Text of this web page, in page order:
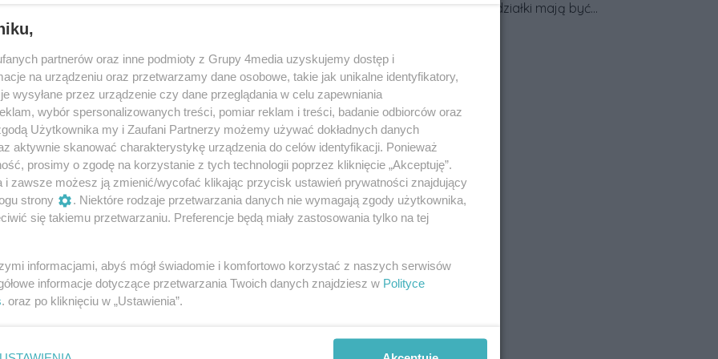
do
akcyzowe i sprzedaż alkoholu bez wymaganych
dziennych jest ustalana w powiązaniu z najniższym
dziennych, co daje kwotę blisko 45 tys. zł.
lub podawanie napojów alkoholowych bez
Takie działanie podlega karze grzywny.
przy granicy działki mają być
partnerów oraz inne podmioty z Grupy 4media uzyskujemy dostęp i
na urządzeniu oraz przetwarzamy dane osobowe, takie jak unikalne identyfikatory,
wysyłane przez urządzenie czy dane przeglądania w celu zapewniania
wybór spersonalizowanych treści, pomiar reklam i treści, badanie odbiorców oraz
Użytkownika my i Zaufani Partnerzy możemy używać dokładnych danych
aktywnie skanować charakterystykę urządzenia do celów identyfikacji. Ponieważ
prosimy o zgodę na korzystanie z tych technologii poprzez kliknięcie „Akceptuję”.
i zawsze możesz ją zmienić/wycofać klikając przycisk ustawień prywatności znajdujący
strony
. Niektóre rodzaje przetwarzania danych nie wymagają zgody użytkownika,
się takiemu przetwarzaniu. Preferencje będą miały zastosowania tylko na tej
informacjami, abyś mógł świadomie i komfortowo korzystać z naszych serwisów
informacje dotyczące przetwarzania Twoich danych znajdziesz w Polityce
. oraz po kliknięciu w „Ustawienia”.